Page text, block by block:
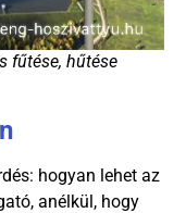
fűtése, hűtése
hogyan lehet az
anélkül, hogy